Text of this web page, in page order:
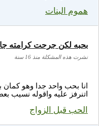
هموم البنات
انا بحب واحد جدا وهو
اتنرفز عليه واقوله
الحب قبل الزواج
بحبه لكن جرحت كرامته
نشرت هذه المشكلة منذ 16 سنة